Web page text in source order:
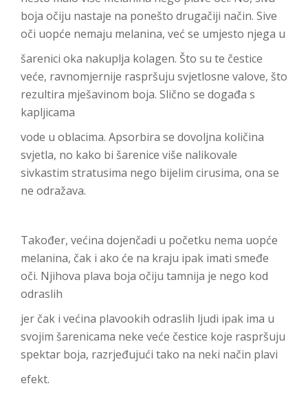
boja očiju nastaje na ponešto drugačiji način. Sive
oči uopće nemaju melanina, već se umjesto njega u
šarenici oka nakuplja kolagen. Što su te čestice
veće, ravnomjernije raspršuju svjetlosne valove, što
rezultira mješavinom boja. Slično se događa s
kapljicama
vode u oblacima. Apsorbira se dovoljna količina
svjetla, no kako bi šarenice više nalikovale
sivkastim stratusima nego bijelim cirusima, ona se
ne odražava.
Također, većina dojenčadi u početku nema uopće
melanina, čak i ako će na kraju ipak imati smeđe
oči. Njihova plava boja očiju tamnija je nego kod
odraslih
jer čak i većina plavookih odraslih ljudi ipak ima u
svojim šarenicama neke veće čestice koje raspršuju
spektar boja, razrjeđujući tako na neki način plavi
efekt.